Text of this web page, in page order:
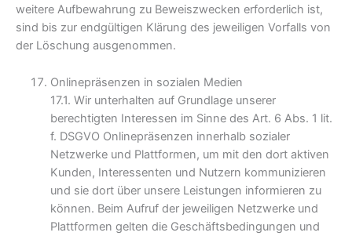
weitere Aufbewahrung zu Beweiszwecken erforderlich ist,
sind bis zur endgültigen Klärung des jeweiligen Vorfalls von
der Löschung ausgenommen.
Onlinepräsenzen in sozialen Medien
17.1. Wir unterhalten auf Grundlage unserer
berechtigten Interessen im Sinne des Art. 6 Abs. 1 lit.
f. DSGVO Onlinepräsenzen innerhalb sozialer
Netzwerke und Plattformen, um mit den dort aktiven
Kunden, Interessenten und Nutzern kommunizieren
und sie dort über unsere Leistungen informieren zu
können. Beim Aufruf der jeweiligen Netzwerke und
Plattformen gelten die Geschäftsbedingungen und